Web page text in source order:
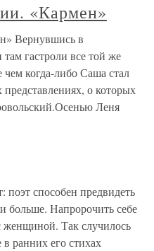
«Кармен»
Вернувшись в
гастроли все той же
когда-либо Саша стал
о которых
Леня
поэт способен предвидеть
больше. Напророчить себе
женщиной. Так случилось
ранних его стихах